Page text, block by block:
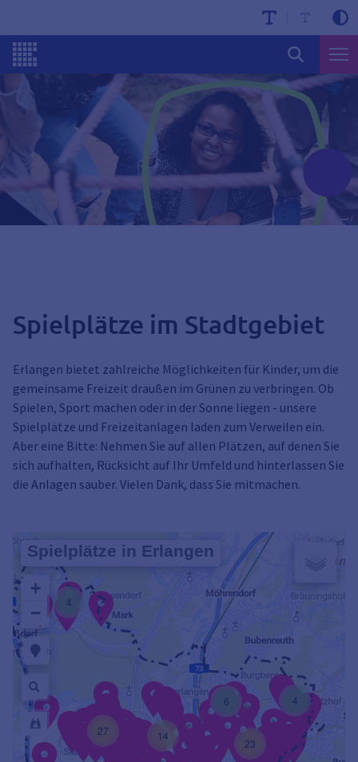
Spielplätze im Stadtgebiet
Erlangen bietet zahlreiche Möglichkeiten für Kinder, um die
gemeinsame Freizeit draußen im Grünen zu verbringen. Ob
Spielen, Sport machen oder in der Sonne liegen - unsere
Spielplätze und Freizeitanlagen laden zum Verweilen ein.
Aber eine Bitte: Nehmen Sie auf allen Plätzen, auf denen Sie
sich aufhalten, Rücksicht auf Ihr Umfeld und hinterlassen Sie
die Anlagen sauber. Vielen Dank, dass Sie mitmachen.